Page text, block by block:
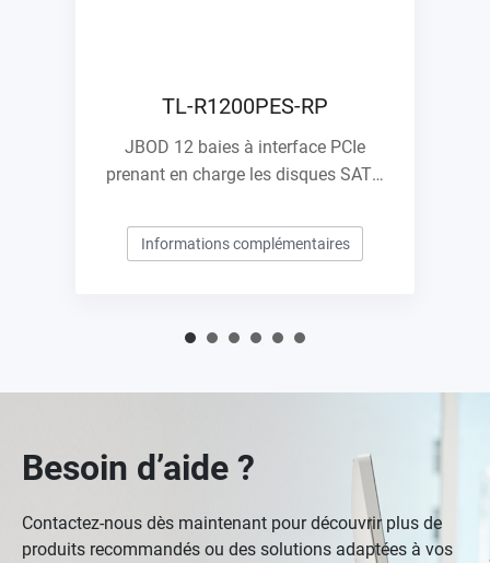
TL-R1200PES-RP
JBOD 12 baies à interface PCIe
prenant en charge les disques SATA,
pétaoctet conçue spécialement pour
les NAS QNAP
Informations complémentaires
Besoin d’aide ?
Contactez-nous dès maintenant pour découvrir plus de
produits recommandés ou des solutions adaptées à vos